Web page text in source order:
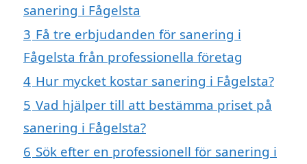
sanering i Fågelsta
3 Få tre erbjudanden för sanering i
Fågelsta från professionella företag
4 Hur mycket kostar sanering i Fågelsta?
5 Vad hjälper till att bestämma priset på
sanering i Fågelsta?
6 Sök efter en professionell för sanering i